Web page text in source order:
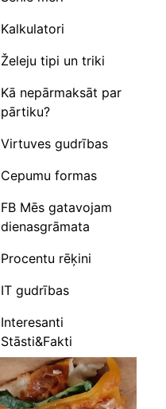
Kalkulatori
Želeju tipi un triki
Kā nepārmaksāt par
pārtiku?
Virtuves gudrības
Cepumu formas
FB Mēs gatavojam
dienasgrāmata
Procentu rēķini
IT gudrības
Interesanti
Stāsti&Fakti